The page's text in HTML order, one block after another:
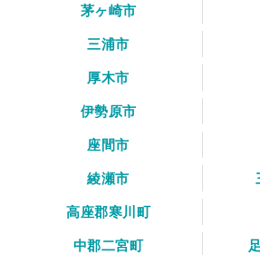
茅ヶ崎市
三浦市
厚木市
伊勢原市
座間市
綾瀬市
高座郡寒川町
中郡二宮町